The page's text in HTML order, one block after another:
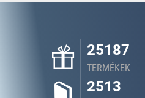
25187
TERMÉKEK
2513